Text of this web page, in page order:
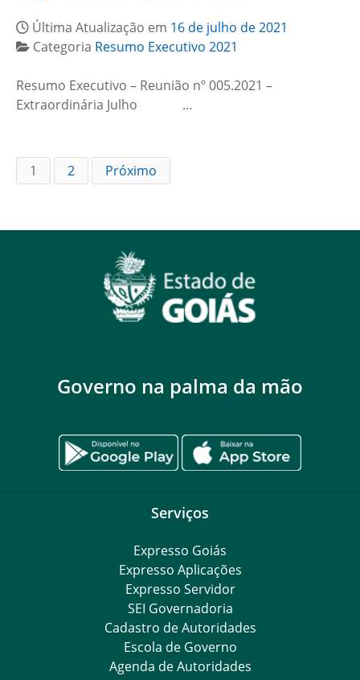
Última Atualização em 16 de julho de 2021
Categoria Resumo Executivo 2021
Resumo Executivo – Reunião nº 005.2021 –
Extraordinária Julho …
1 2 Próximo
Governo na palma da mão
Serviços
Expresso Goiás
Expresso Aplicações
Expresso Servidor
SEI Governadoria
Cadastro de Autoridades
Escola de Governo
Agenda de Autoridades